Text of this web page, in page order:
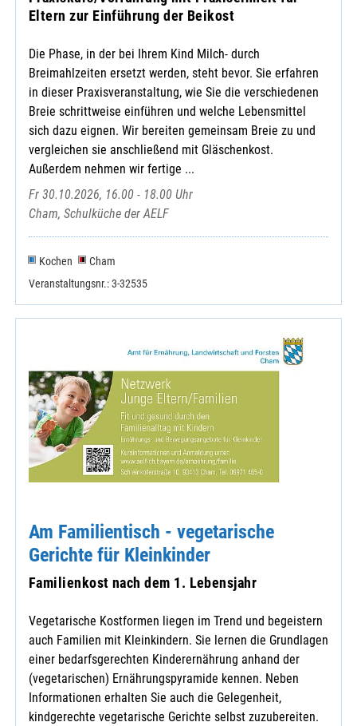
Eltern zur Einführung der Beikost
Die Phase, in der bei Ihrem Kind Milch- durch
Breimahlzeiten ersetzt werden, steht bevor. Sie erfahren
in dieser Praxisveranstaltung, wie Sie die verschiedenen
Breie schrittweise einführen und welche Lebensmittel
sich dazu eignen. Wir bereiten gemeinsam Breie zu und
vergleichen sie anschließend mit Gläschenkost.
Außerdem nehmen wir fertige ...
Fr 30.10.2026, 16.00 - 18.00 Uhr
Cham, Schulküche der AELF
Kochen
Cham
Veranstaltungsnr.: 3-32535
Am Familientisch - vegetarische
Gerichte für Kleinkinder
Familienkost nach dem 1. Lebensjahr
Vegetarische Kostformen liegen im Trend und begeistern
auch Familien mit Kleinkindern. Sie lernen die Grundlagen
einer bedarfsgerechten Kinderernährung anhand der
(vegetarischen) Ernährungspyramide kennen. Neben
Informationen erhalten Sie auch die Gelegenheit,
kindgerechte vegetarische Gerichte selbst zuzubereiten.